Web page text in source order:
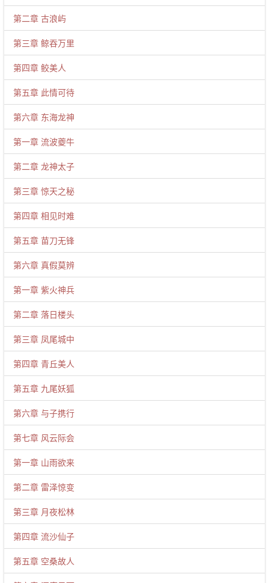
第二章 古浪屿
第三章 鲸吞万里
第四章 鲛美人
第五章 此情可待
第六章 东海龙神
第一章 流波夔牛
第二章 龙神太子
第三章 惊天之秘
第四章 相见时难
第五章 苗刀无锋
第六章 真假莫辨
第一章 紫火神兵
第二章 落日楼头
第三章 凤尾城中
第四章 青丘美人
第五章 九尾妖狐
第六章 与子携行
第七章 风云际会
第一章 山雨欲来
第二章 雷泽惊变
第三章 月夜松林
第四章 流沙仙子
第五章 空桑故人